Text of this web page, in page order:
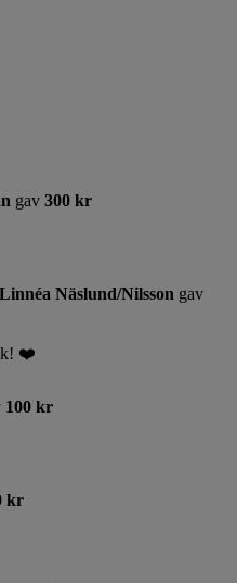
gav 300 kr
Näslund/Nilsson gav
❤️
100 kr
kr